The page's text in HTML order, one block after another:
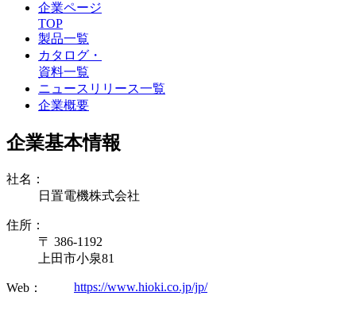
企業ページ
TOP
製品一覧
カタログ・
資料一覧
ニュースリリース一覧
企業概要
企業基本情報
社名：
日置電機株式会社
住所：
〒 386-1192
上田市小泉81
Web： https://www.hioki.co.jp/jp/